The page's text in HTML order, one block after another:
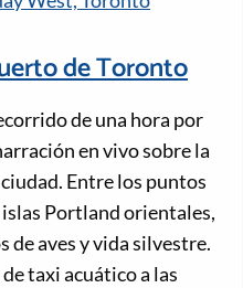
de Toronto
de una hora por
en vivo sobre la
Entre los puntos
Portland orientales,
de aves y vida silvestre.
taxi acuático a las